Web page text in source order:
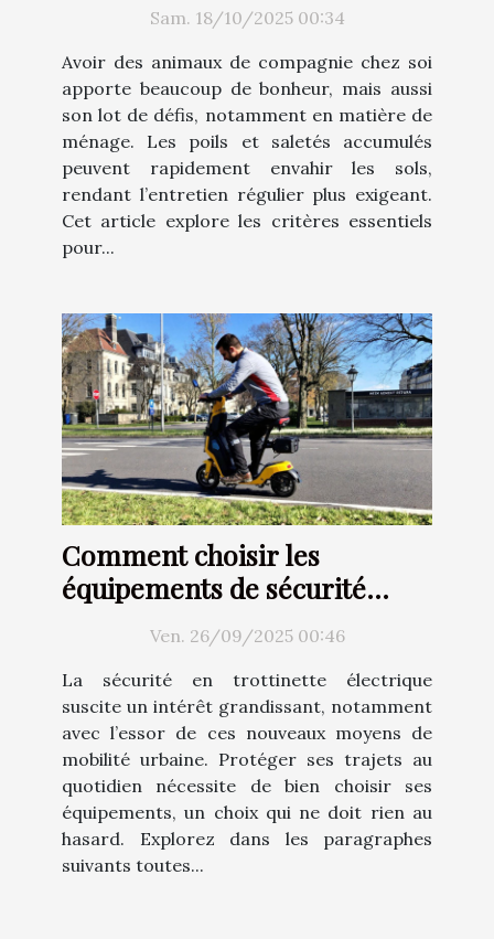
animaux ?Sam. 18/10/2025 00:34
Avoir des animaux de compagnie chez soi
apporte beaucoup de bonheur, mais aussi
son lot de défis, notamment en matière de
ménage. Les poils et saletés accumulés
peuvent rapidement envahir les sols,
rendant l’entretien régulier plus exigeant.
Cet article explore les critères essentiels
pour...
Comment choisir les
équipements de sécurité
idéaux pour votre trottinette
électrique ?Ven. 26/09/2025 00:46
La sécurité en trottinette électrique
suscite un intérêt grandissant, notamment
avec l’essor de ces nouveaux moyens de
mobilité urbaine. Protéger ses trajets au
quotidien nécessite de bien choisir ses
équipements, un choix qui ne doit rien au
hasard. Explorez dans les paragraphes
suivants toutes...